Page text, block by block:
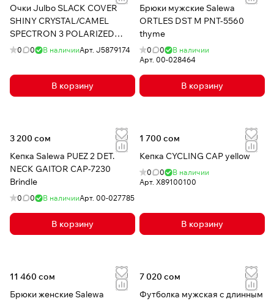
Очки Julbo SLACK COVER
SHINY CRYSTAL/CAMEL
SPECTRON 3 POLARIZED
SILVER FLASH
0 0 В наличииАрт. J5879174
В корзину
Брюки мужские Salewa
ORTLES DST M PNT-5560
thyme
0 0
В наличии
Арт. 00-028464
В корзину
3 200 сом
Кепка Salewa PUEZ 2 DET.
NECK GAITOR CAP-7230
Brindle
0 0 В наличииАрт. 00-027785
В корзину
1 700 сом
Кепка CYCLING CAP yellow
0 0
В наличии
Арт. X89100100
В корзину
11 460 сом
Брюки женские Salewa
7 020 сом
Футболка мужская с длинным